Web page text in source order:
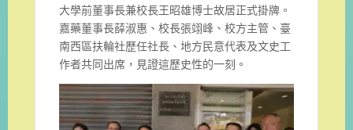
大學前董事長兼校長王昭雄博士故居正式掛牌。
嘉藥董事長薛淑惠、校長張翊峰、校方主管、臺
南西區扶輪社歷任社長、地方民意代表及文史工
作者共同出席，見證這歷史性的一刻。